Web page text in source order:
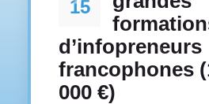
15
d’infopreneurs
francophones
000 €)